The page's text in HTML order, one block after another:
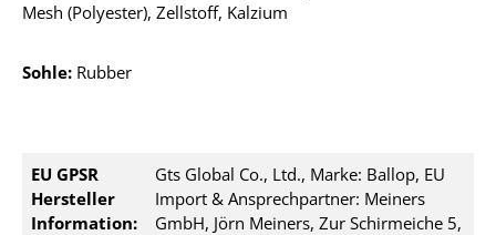
Mesh (Polyester), Zellstoff, Kalzium
Sohle: Rubber
EU GPSR
Hersteller
Information:
Gts Global Co., Ltd., Marke: Ballop, EU
Import & Ansprechpartner: Meiners
GmbH, Jörn Meiners, Zur Schirmeiche 5,